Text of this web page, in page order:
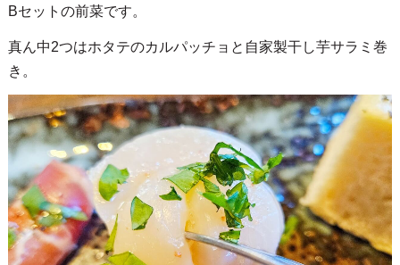
Bセットの前菜です。
真ん中2つはホタテのカルパッチョと自家製干し芋サラミ巻
き。